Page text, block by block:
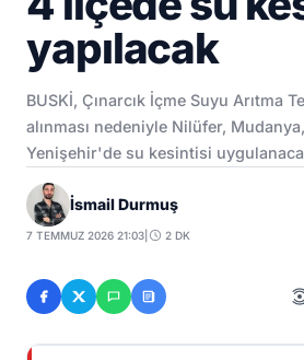
yapılacak
BUSKİ, Çınarcık İçme Suyu Arıtma
alınması nedeniyle Nilüfer,
Yenişehir'de su kesintisi
İsmail Durmuş
7 TEMMUZ 2026 21:03 2 DK